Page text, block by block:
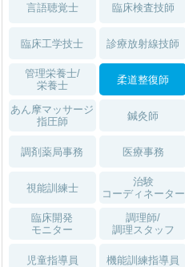
言語聴覚士 臨床検査技師
臨床工学技士 診療放射線技師
管理栄養士/
栄養士
柔道整復師
あん摩マッサージ
指圧師
鍼灸師
調剤薬局事務 医療事務
視能訓練士
治験
コーディネーター
臨床開発
モニター
調理師/
調理スタッフ
児童指導員 機能訓練指導員